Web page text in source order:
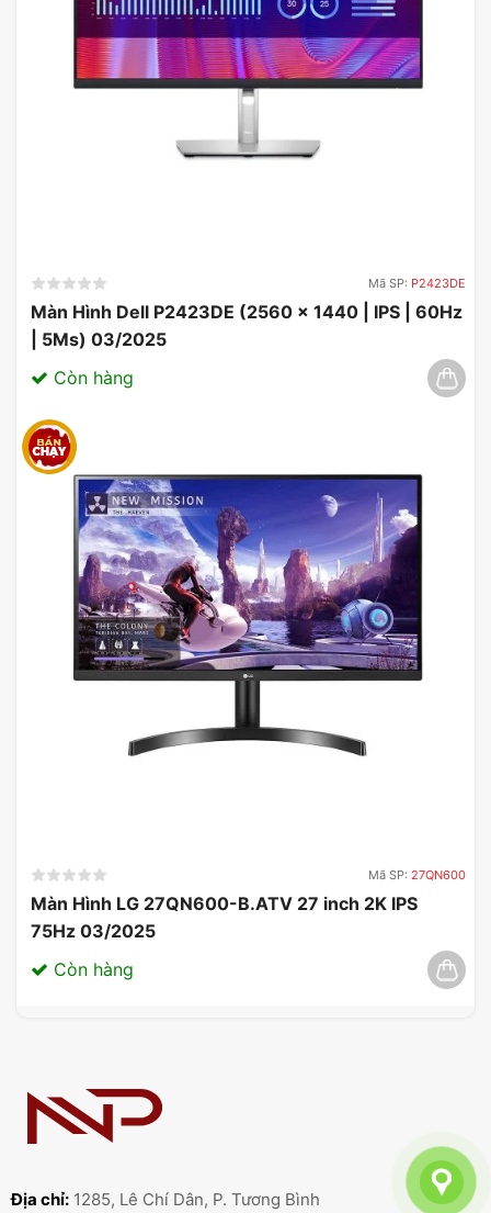
Mã SP: P2423DE
Màn Hình Dell P2423DE (2560 x 1440 | IPS | 60Hz
| 5Ms) 03/2025
Còn hàng
Mã SP: 27QN600
Màn Hình LG 27QN600-B.ATV 27 inch 2K IPS
75Hz 03/2025
Còn hàng
Địa chỉ: 1285, Lê Chí Dân, P. Tương Bình